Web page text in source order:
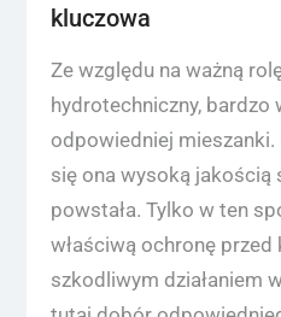
kluczowa
Ze względu na ważną
hydrotechniczny, bardzo
odpowiedniej mieszanki.
się ona wysoką jakością
powstała. Tylko w ten
właściwą ochronę przed
szkodliwym działaniem